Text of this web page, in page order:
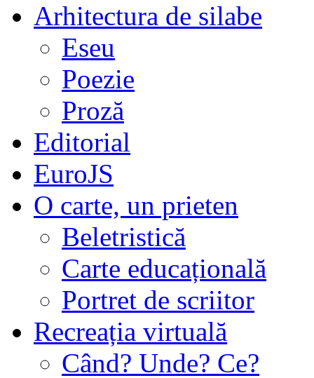
Arhitectura de silabe
Eseu
Poezie
Proză
Editorial
EuroJS
O carte, un prieten
Beletristică
Carte educațională
Portret de scriitor
Recreația virtuală
Când? Unde? Ce?